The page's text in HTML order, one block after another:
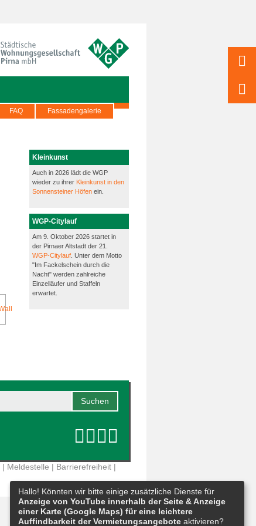
FAQ Fassadengalerie
Kleinkunst
Auch in 2026 lädt die WGP
wieder zu ihrer Kleinkunst in den
Sonnensteiner Höfen ein.
WGP-Citylauf
Am 9. Oktober 2026 startet in
der Pirnaer Altstadt der 21.
WGP-Citylauf . Unter dem Motto
"Im Fackelschein durch die
Nacht" werden zahlreiche
Einzelläufer und Staffeln
erwartet.
| Meldestelle | Barrierefreiheit |
Hallo! Könnten wir bitte einige zusätzliche Dienste für
Anzeige von YouTube innerhalb der Seite & Anzeige
einer Karte (Google Maps) für eine leichtere
Auffindbarkeit der Vermietungsangebote aktivieren?